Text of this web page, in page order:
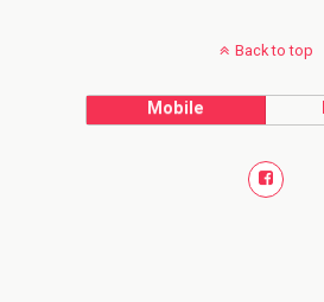
Back to top
Mobile